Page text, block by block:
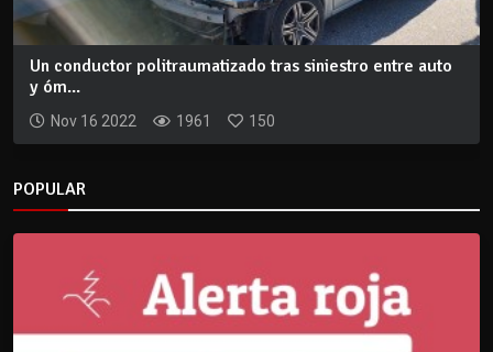
Un conductor politraumatizado tras siniestro entre auto
y óm...
Nov 16 2022 1961 150
POPULAR